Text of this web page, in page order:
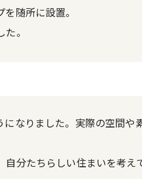
随所に設置。
。
なりました。実際の空間
分たちらしい住まいを考え